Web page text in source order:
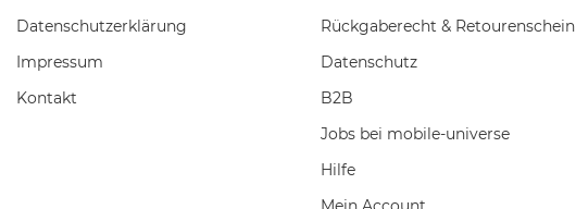
Daten­schutz­erklärung
Impressum
Kontakt
Rückgaberecht & Retourenschein
Datenschutz
B2B
Jobs bei mobile-universe
Hilfe